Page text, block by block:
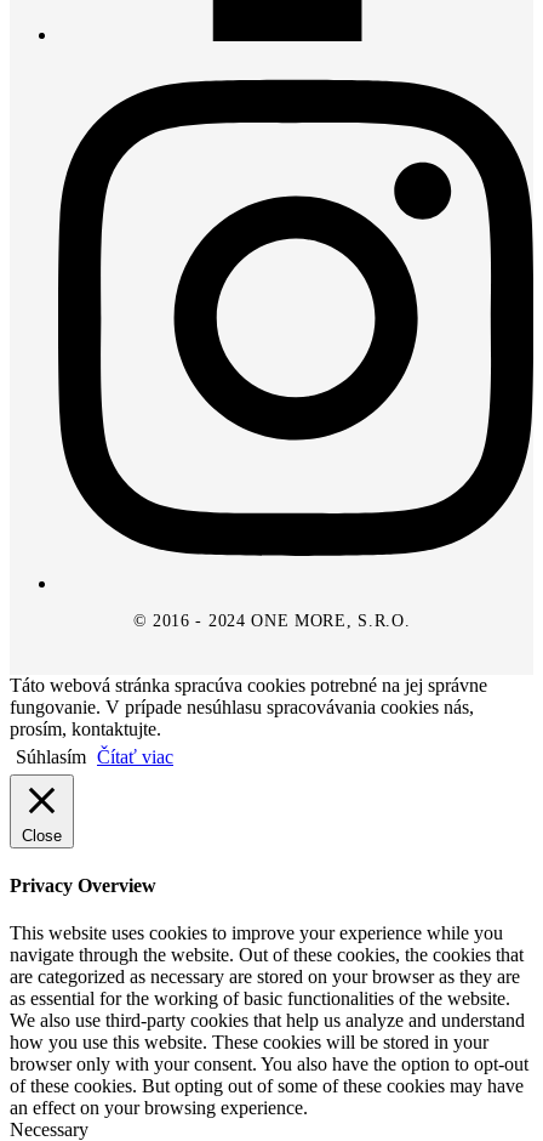
© 2016 - 2024 ONE MORE, S.R.O.
Táto webová stránka spracúva cookies potrebné na jej správne
fungovanie. V prípade nesúhlasu spracovávania cookies nás,
prosím, kontaktujte.
Súhlasím Čítať viac
Close
Privacy Overview
This website uses cookies to improve your experience while you
navigate through the website. Out of these cookies, the cookies that
are categorized as necessary are stored on your browser as they are
as essential for the working of basic functionalities of the website.
We also use third-party cookies that help us analyze and understand
how you use this website. These cookies will be stored in your
browser only with your consent. You also have the option to opt-out
of these cookies. But opting out of some of these cookies may have
an effect on your browsing experience.
Necessary